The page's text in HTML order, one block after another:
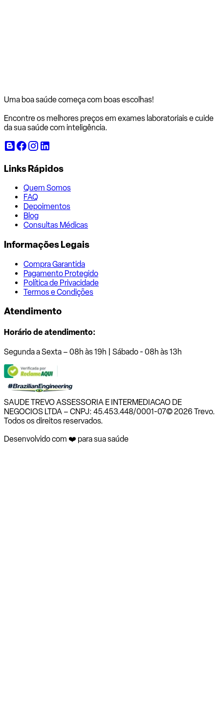
Uma boa saúde começa com boas escolhas!
Encontre os melhores preços em exames laboratoriais e cuide
da sua saúde com inteligência.
Links Rápidos
Quem Somos
FAQ
Depoimentos
Blog
Consultas Médicas
Informações Legais
Compra Garantida
Pagamento Protegido
Política de Privacidade
Termos e Condições
Atendimento
Horário de atendimento:
Segunda a Sexta – 08h às 19h | Sábado - 08h às 13h
SAUDE TREVO ASSESSORIA E INTERMEDIACAO DE
NEGOCIOS LTDA – CNPJ: 45.453.448/0001-07© 2026 Trevo.
Todos os direitos reservados.
Desenvolvido com ❤️ para sua saúde